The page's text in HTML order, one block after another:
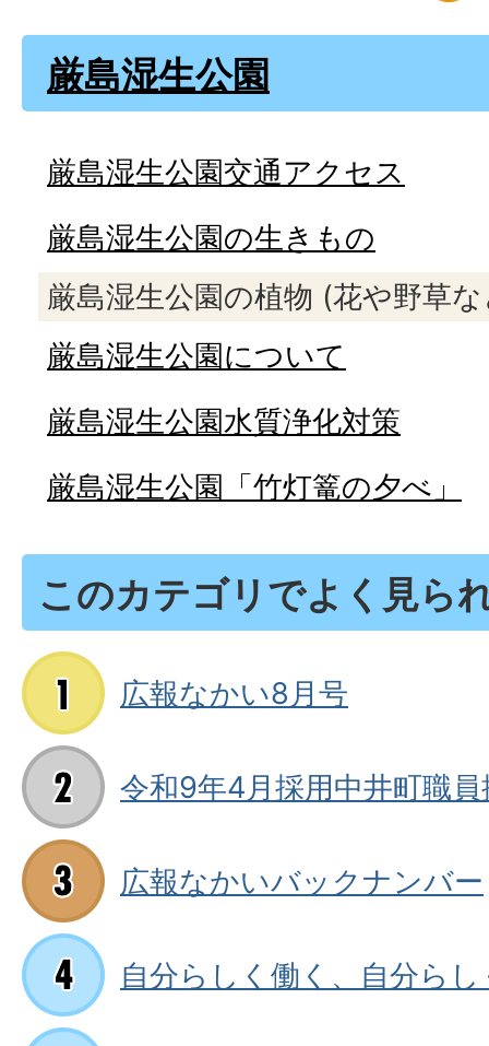
厳島湿生公園
厳島湿生公園交通アクセス
厳島湿生公園の生きもの
厳島湿生公園の植物 (花や野草
厳島湿生公園について
厳島湿生公園水質浄化対策
厳島湿生公園「竹灯篭の夕べ」
このカテゴリでよく見ら
広報なかい8月号
令和9年4月採用中井町職
広報なかいバックナンバー
自分らしく働く、自分ら